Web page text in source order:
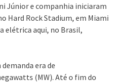
Júnior e companhia iniciaram
Hard Rock Stadium, em Miami
elétrica aqui, no Brasil,
era de
(MW). Até o fim do